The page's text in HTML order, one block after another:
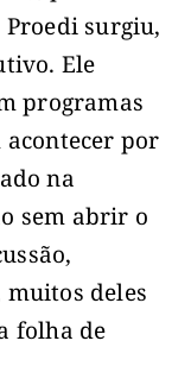
surgiu,
Ele
programas
acontecer por
na
sem abrir o
deles
folha de